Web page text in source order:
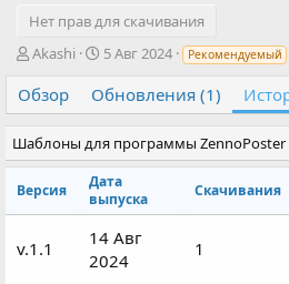
Нет прав для скачивания
А
т
о
Akashi
Д
т
а
о
з
д
а
н
и
я
5 Авг 2024 Рекомендуемый
Обзор Обновления (1)
Шаблоны для программы ZennoPoster
Версия
Дата
выпуска
Скачивания
v.1.1
14 Авг
2024
1